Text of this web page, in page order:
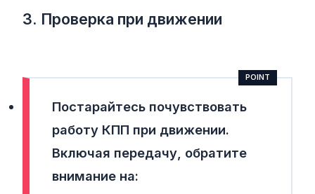
3. Проверка при движении
Постарайтесь почувствовать
работу КПП при движении.
Включая передачу, обратите
внимание на: